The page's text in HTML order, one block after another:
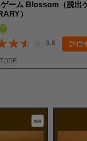
ーム Blossom（脱出
）
3.6 評価